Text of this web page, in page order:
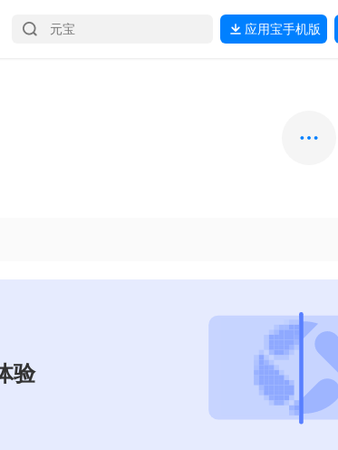
应用宝手机版
验